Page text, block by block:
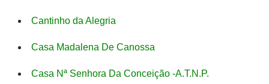
Cantinho da Alegria
Casa Madalena De Canossa
Casa Nª Senhora Da Conceição -A.T.N.P.